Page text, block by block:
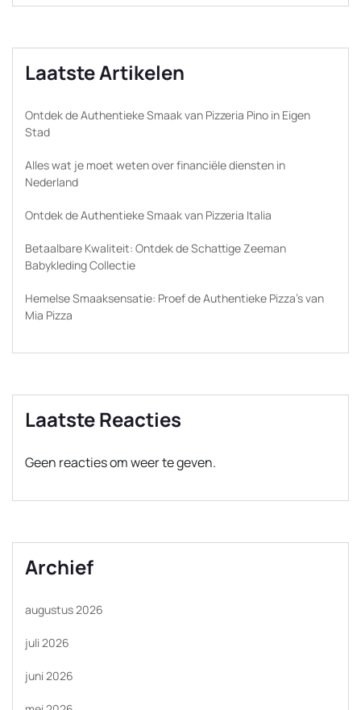
Laatste Artikelen
Ontdek de Authentieke Smaak van Pizzeria Pino in Eigen
Stad
Alles wat je moet weten over financiële diensten in
Nederland
Ontdek de Authentieke Smaak van Pizzeria Italia
Betaalbare Kwaliteit: Ontdek de Schattige Zeeman
Babykleding Collectie
Hemelse Smaaksensatie: Proef de Authentieke Pizza’s van
Mia Pizza
Laatste Reacties
Geen reacties om weer te geven.
Archief
augustus 2026
juli 2026
juni 2026